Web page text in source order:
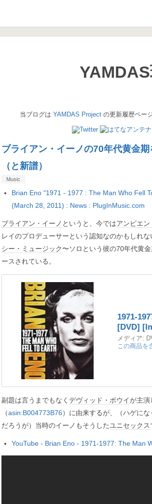
当ブログは YAMDAS Projectの更新履歴ペー
ブライアン・イーノの70年代黄金
（と新譜）
Music
Brian Eno "1971 - 1977 : The Man Who Fell
(March 28, 2011) : News : PlugInMusic.com
ブライアン・イーノ というと、今ではアンビエン
レイのプロデューサーという認知なのかもしれ
シー・ミュージック〜ソロという彼の70年代黄
ースされている。
1971-
[DVD]
メディア:
この商品を
副題は言うまでもなく デヴィッド・ボウイが主演
（asin:B004773B76）に由来するが、（ハゲに
だろうが）当時のイーノもそうしたユニセックス
YouTube - Brian Eno - 1971-1977: The Man